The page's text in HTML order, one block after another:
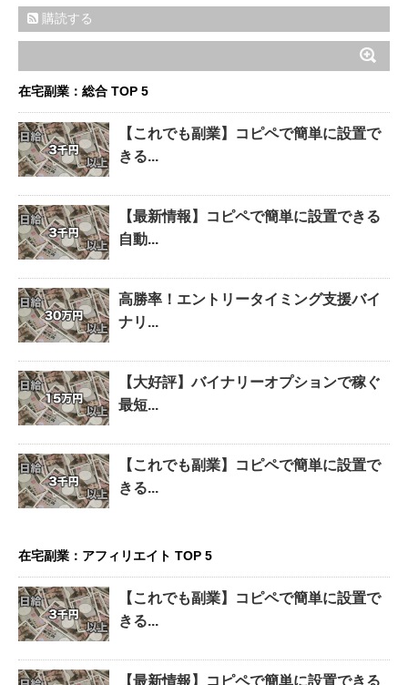
購読する
在宅副業：総合 TOP 5
【これでも副業】コピペで簡単に設置で
きる...
【最新情報】コピペで簡単に設置できる
自動...
高勝率！エントリータイミング支援バイ
ナリ...
【大好評】バイナリーオプションで稼ぐ
最短...
【これでも副業】コピペで簡単に設置で
きる...
在宅副業：アフィリエイト TOP 5
【これでも副業】コピペで簡単に設置で
きる...
【最新情報】コピペで簡単に設置できる